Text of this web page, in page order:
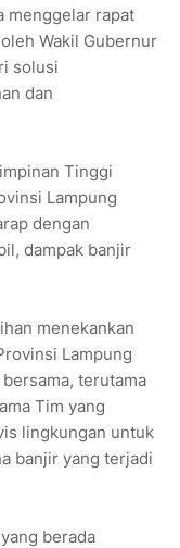
menggelar rapat
Wakil Gubernur
solusi
dan
Tinggi
Lampung
dengan
dampak banjir
menekankan
Lampung
terutama
Tim yang
lingkungan untuk
banjir yang terjadi
berada